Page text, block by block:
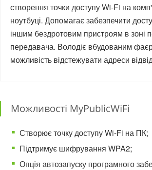
створення точки доступу Wi-Fi на
ноутбуці. Допомагає забезпечити
іншим бездротовим пристроям в зоні
передавача. Володіє вбудованим
можливість відстежувати адреси
Можливості MyPublicWiFi
Створює точку доступу Wi-Fi на ПК;
Підтримує шифрування WPA2;
Опція автозапуску програмного